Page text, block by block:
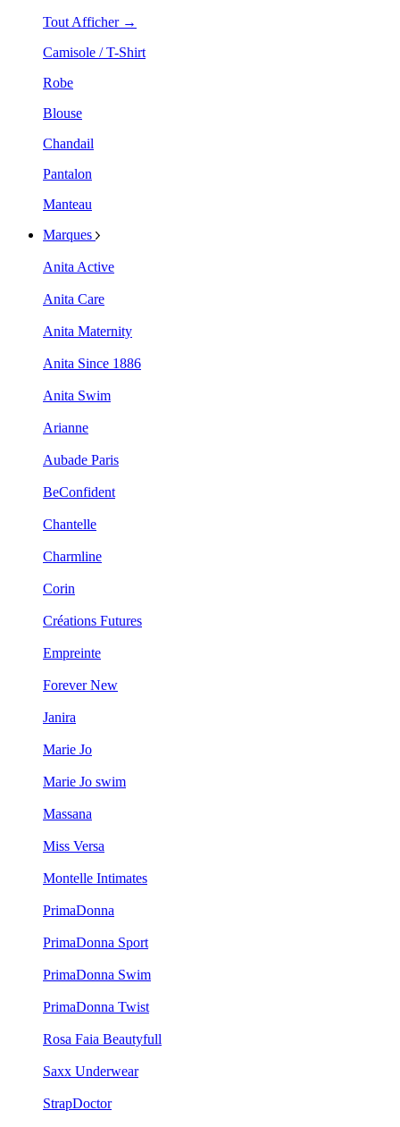
Tout Afficher →
Camisole / T-Shirt
Robe
Blouse
Chandail
Pantalon
Manteau
Marques
Anita Active
Anita Care
Anita Maternity
Anita Since 1886
Anita Swim
Arianne
Aubade Paris
BeConfident
Chantelle
Charmline
Corin
Créations Futures
Empreinte
Forever New
Janira
Marie Jo
Marie Jo swim
Massana
Miss Versa
Montelle Intimates
PrimaDonna
PrimaDonna Sport
PrimaDonna Swim
PrimaDonna Twist
Rosa Faia Beautyfull
Saxx Underwear
StrapDoctor